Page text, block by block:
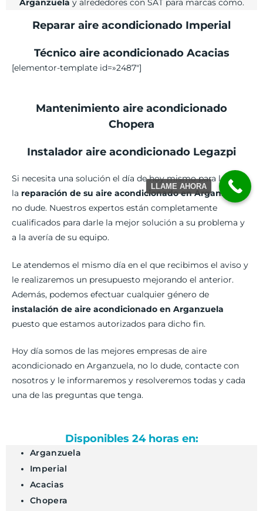
Arganzuela y alrededores con SAT para marcas cómo.
Reparar aire acondicionado Imperial
Técnico aire acondicionado Acacias
[elementor-template id=»2487″]
Mantenimiento aire acondicionado
Chopera
Instalador aire acondicionado Legazpi
Si necesita una solución el día de hoy mismo para lograr
la reparación de su aire acondicionado en Arganzuela
no dude. Nuestros expertos están completamente
cualificados para darle la mejor solución a su problema y
a la avería de su equipo.
Le atendemos el mismo día en el que recibimos el aviso y
le realizaremos un presupuesto mejorando el anterior.
Además, podemos efectuar cualquier género de
instalación de aire acondicionado en Arganzuela
puesto que estamos autorizados para dicho fin.
Hoy día somos de las mejores empresas de aire
acondicionado en Arganzuela, no lo dude, contacte con
nosotros y le informaremos y resolveremos todas y cada
una de las preguntas que tenga.
Disponibles 24 horas en:
Arganzuela
Imperial
Acacias
Chopera
LLAME AHORA